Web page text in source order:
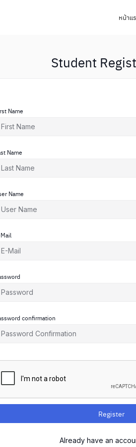
หน้าแ
Student
Name
Name
Name
confirmation
Register
Already have an